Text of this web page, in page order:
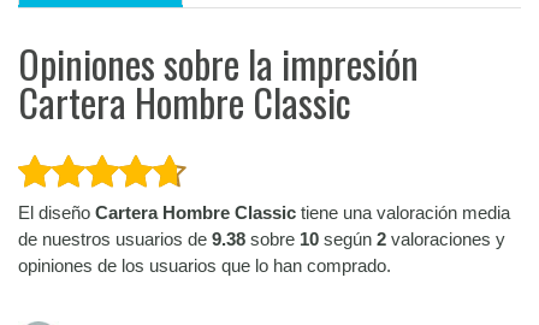
Opiniones sobre la impresión
Cartera Hombre Classic
El diseño Cartera Hombre Classic tiene una valoración media
de nuestros usuarios de 9.38 sobre 10 según 2 valoraciones y
opiniones de los usuarios que lo han comprado.